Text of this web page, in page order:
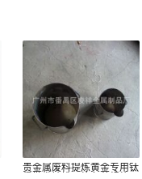
贵金属废料提炼黄金专用钛